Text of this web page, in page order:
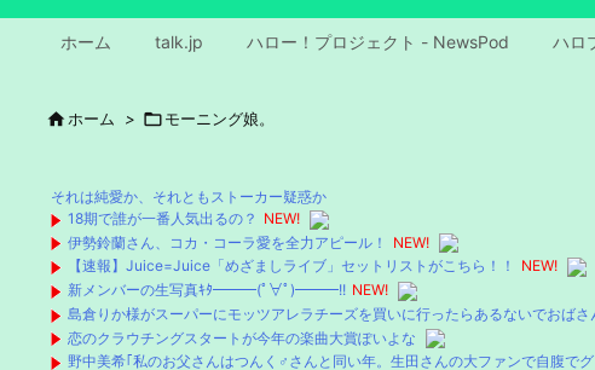
ホーム talk.jp ハロー！プロジェクト - NewsPod ハロ
 ホーム > モーニング娘。
それは純愛か、それともストーカー疑惑か
18期で誰が一番人気出るの？ NEW!
伊勢鈴蘭さん、コカ・コーラ愛を全力アピール！
NEW!
【速報】Juice=Juice「めざましライブ」セットリストがこちら！！
NEW!
新メンバーの生写真ｷﾀ━━━(ﾟ∀ﾟ)━━━!! NEW!
島倉りか様がスーパーにモッツアレラチーズを買いに行ったらあるないでおば
恋のクラウチングスタートが今年の楽曲大賞ぽいよな
野中美希｢私のお父さんはつんく♂さんと同い年。生田さんの大ファンで自腹で